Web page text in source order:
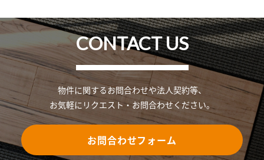
CONTACT US
物件に関するお問合わせや法人契約等、
お気軽にリクエスト・お問合わせください。
お問合わせフォーム